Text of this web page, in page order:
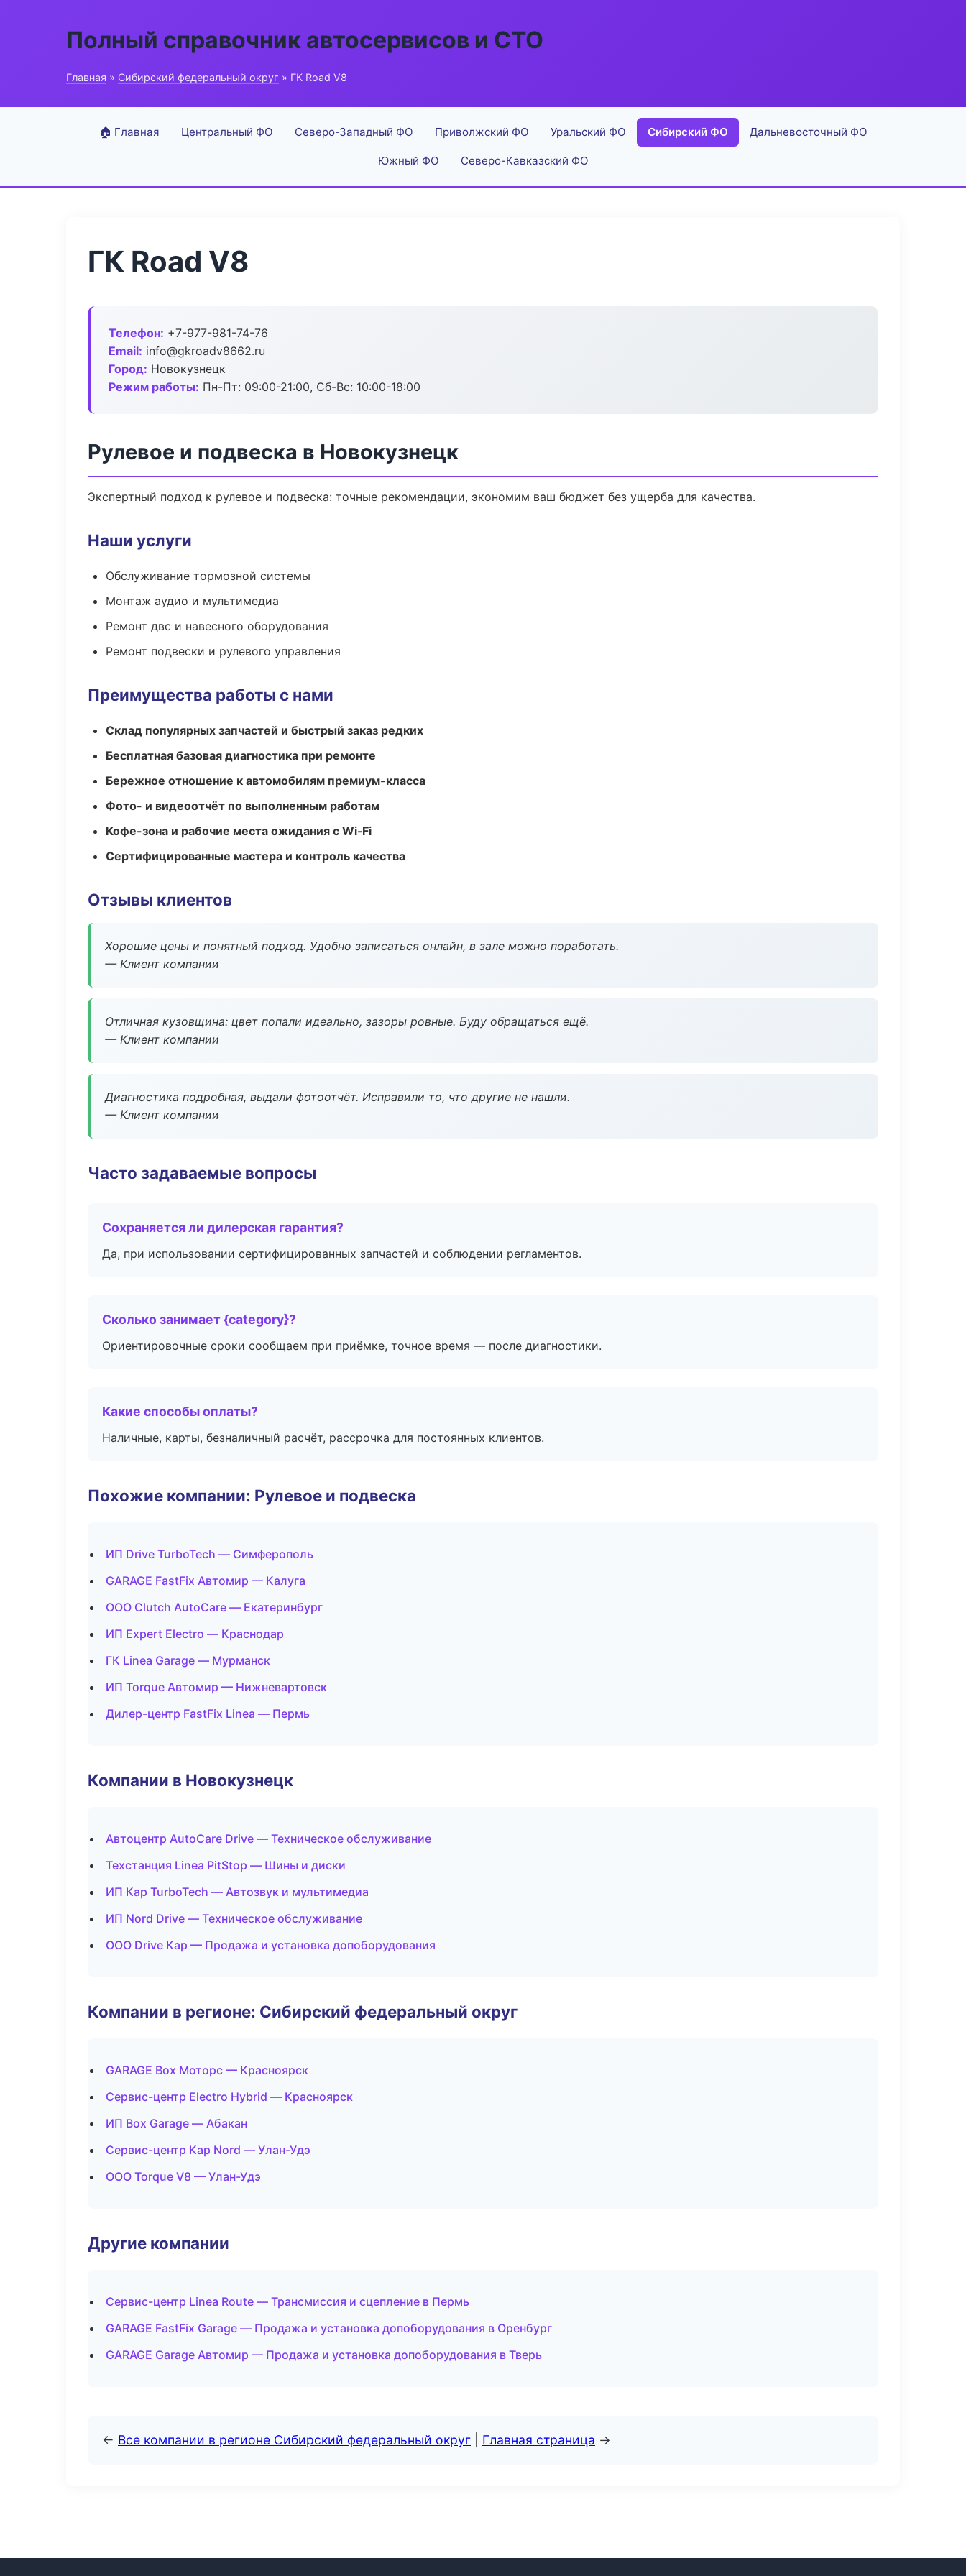
Полный справочник автосервисов и СТО
Главная » Сибирский федеральный округ » ГК Road V8
🏠 Главная Центральный ФО Северо-Западный ФО Приволжский ФО Уральский ФО Сибирский ФО Дальневосточный ФО
Южный ФО Северо-Кавказский ФО
ГК Road V8
Телефон: +7-977-981-74-76
Email: info@gkroadv8662.ru
Город: Новокузнецк
Режим работы: Пн-Пт: 09:00-21:00, Сб-Вс: 10:00-18:00
Рулевое и подвеска в Новокузнецк
Экспертный подход к рулевое и подвеска: точные рекомендации, экономим ваш бюджет без ущерба для качества.
Наши услуги
Обслуживание тормозной системы
Монтаж аудио и мультимедиа
Ремонт двс и навесного оборудования
Ремонт подвески и рулевого управления
Преимущества работы с нами
Склад популярных запчастей и быстрый заказ редких
Бесплатная базовая диагностика при ремонте
Бережное отношение к автомобилям премиум-класса
Фото- и видеоотчёт по выполненным работам
Кофе-зона и рабочие места ожидания с Wi‑Fi
Сертифицированные мастера и контроль качества
Отзывы клиентов
Хорошие цены и понятный подход. Удобно записаться онлайн, в зале можно поработать.
— Клиент компании
Отличная кузовщина: цвет попали идеально, зазоры ровные. Буду обращаться ещё.
— Клиент компании
Диагностика подробная, выдали фотоотчёт. Исправили то, что другие не нашли.
— Клиент компании
Часто задаваемые вопросы
Сохраняется ли дилерская гарантия?
Да, при использовании сертифицированных запчастей и соблюдении регламентов.
Сколько занимает {category}?
Ориентировочные сроки сообщаем при приёмке, точное время — после диагностики.
Какие способы оплаты?
Наличные, карты, безналичный расчёт, рассрочка для постоянных клиентов.
Похожие компании: Рулевое и подвеска
ИП Drive TurboTech — Симферополь
GARAGE FastFix Автомир — Калуга
ООО Clutch AutoCare — Екатеринбург
ИП Expert Electro — Краснодар
ГК Linea Garage — Мурманск
ИП Torque Автомир — Нижневартовск
Дилер-центр FastFix Linea — Пермь
Компании в Новокузнецк
Автоцентр AutoCare Drive — Техническое обслуживание
Техстанция Linea PitStop — Шины и диски
ИП Кар TurboTech — Автозвук и мультимедиа
ИП Nord Drive — Техническое обслуживание
ООО Drive Кар — Продажа и установка допоборудования
Компании в регионе: Сибирский федеральный округ
GARAGE Box Моторс — Красноярск
Сервис-центр Electro Hybrid — Красноярск
ИП Box Garage — Абакан
Сервис-центр Кар Nord — Улан-Удэ
ООО Torque V8 — Улан-Удэ
Другие компании
Сервис-центр Linea Route — Трансмиссия и сцепление в Пермь
GARAGE FastFix Garage — Продажа и установка допоборудования в Оренбург
GARAGE Garage Автомир — Продажа и установка допоборудования в Тверь
← Все компании в регионе Сибирский федеральный округ Главная страница →